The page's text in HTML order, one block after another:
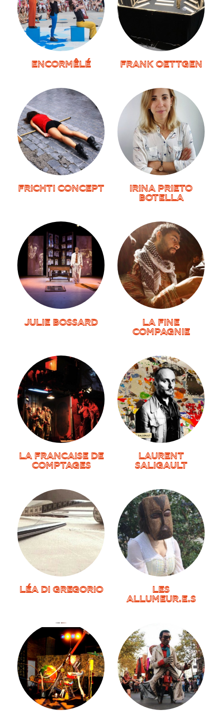
ENCORMÊLÉ FRANK OETTGEN
FRICHTI CONCEPT
IRINA PRIETO
BOTELLA
JULIE BOSSARD
LA FINE
COMPAGNIE
LA FRANCAISE DE
COMPTAGES
LAURENT
SALIGAULT
LÉA DI GREGORIO
LES
ALLUMEUR.E.S